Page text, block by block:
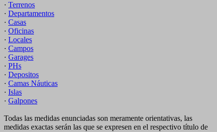
· Terrenos
· Departamentos
· Casas
· Oficinas
· Locales
· Campos
· Garages
· PHs
· Depositos
· Camas Náuticas
· Islas
· Galpones
Todas las medidas enunciadas son meramente orientativas, las
medidas exactas serán las que se expresen en el respectivo título de